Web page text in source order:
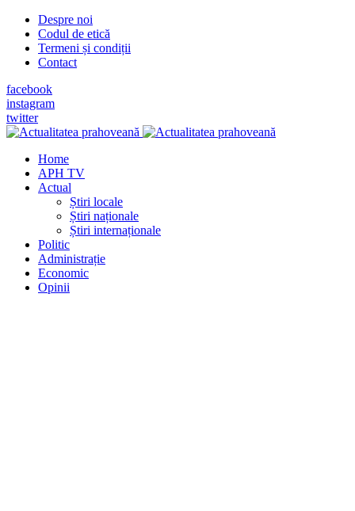
Despre noi
Codul de etică
Termeni și condiții
Contact
facebook
instagram
twitter
Home
APH TV
Actual
Știri locale
Știri naționale
Știri internaționale
Politic
Administrație
Economic
Opinii